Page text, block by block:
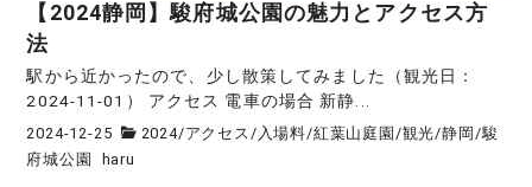
【2024静岡】駿府城公園の魅力とアクセス方
法
駅から近かったので、少し散策してみました（観光日：
2024-11-01） アクセス 電車の場合 新静...
2024-12-25 2024/アクセス/ 入場料/紅葉山庭園 /観光/静岡 /駿
府城公園
haru